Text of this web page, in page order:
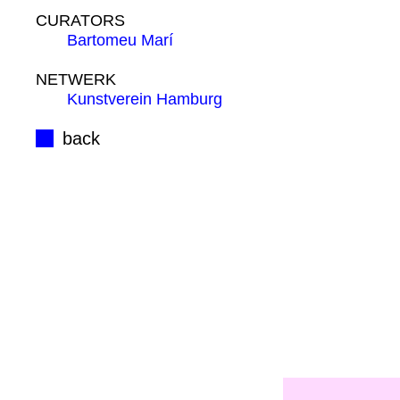
CURATORS
Bartomeu Marí
NETWERK
Kunstverein Hamburg
back